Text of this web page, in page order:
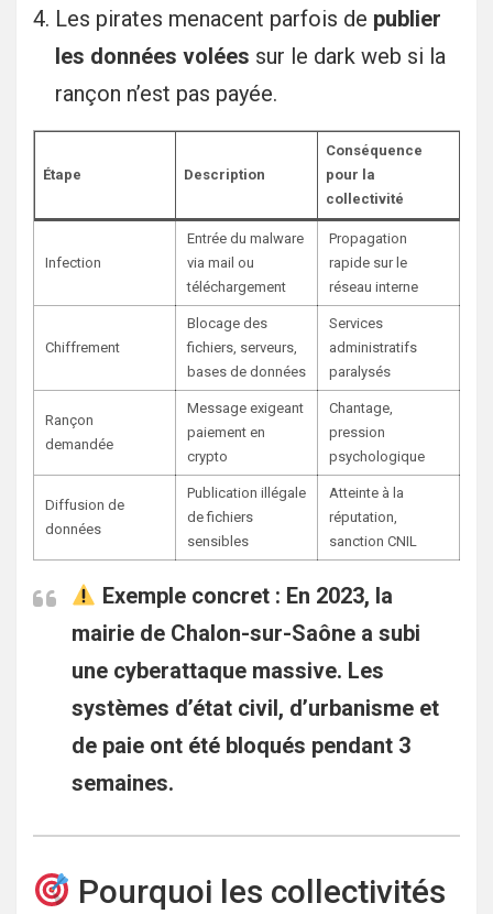
Les pirates menacent parfois de publier
les données volées sur le dark web si la
rançon n’est pas payée.
Étape Description
Conséquence
pour la
collectivité
Infection
Entrée du malware
via mail ou
téléchargement
Propagation
rapide sur le
réseau interne
Chiffrement
Blocage des
fichiers, serveurs,
bases de données
Services
administratifs
paralysés
Rançon
demandée
Message exigeant
paiement en
crypto
Chantage,
pression
psychologique
Diffusion de
données
Publication illégale
de fichiers
sensibles
Atteinte à la
réputation,
sanction CNIL
Exemple concret : En 2023, la
mairie de Chalon-sur-Saône a subi
une cyberattaque massive. Les
systèmes d’état civil, d’urbanisme et
de paie ont été bloqués pendant 3
semaines.
Pourquoi les collectivités